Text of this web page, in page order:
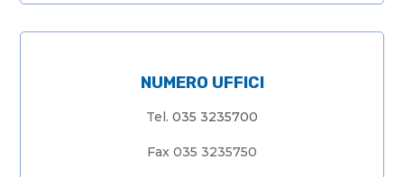
NUMERO UFFICI
Tel. 035 3235700
Fax 035 3235750